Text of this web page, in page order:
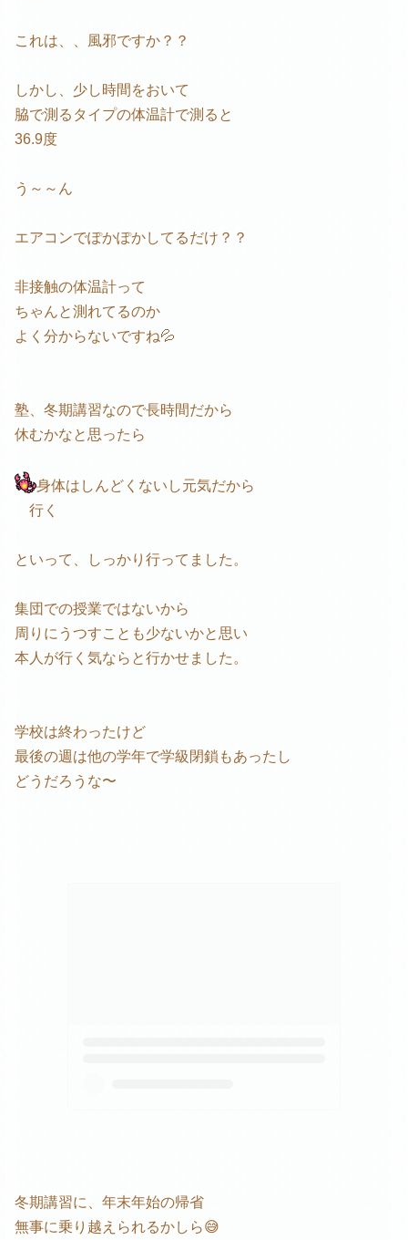
これは、、風邪ですか？？
しかし、少し時間をおいて
脇で測るタイプの体温計で測ると
36.9度
う～～ん
エアコンでぽかぽかしてるだけ？？
非接触の体温計って
ちゃんと測れてるのか
よく分からないですね💦
塾、冬期講習なので長時間だから
休むかなと思ったら
身体はしんどくないし元気だから
行く
といって、しっかり行ってました。
集団での授業ではないから
周りにうつすことも少ないかと思い
本人が行く気ならと行かせました。
学校は終わったけど
最後の週は他の学年で学級閉鎖もあったし
どうだろうな〜
冬期講習に、年末年始の帰省
無事に乗り越えられるかしら😅